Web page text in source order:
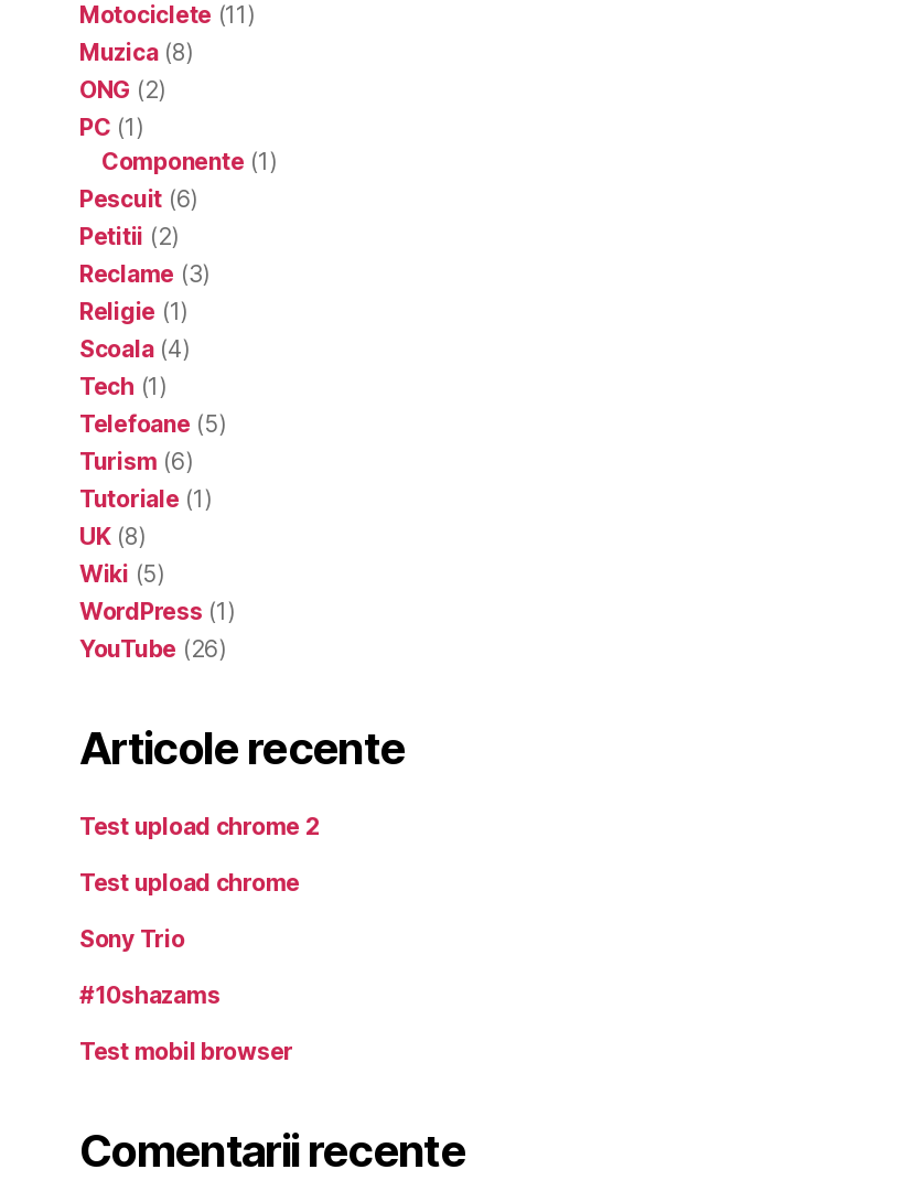
Motociclete (11)
Muzica(8)
ONG (2)
PC (1)
Componente (1)
Pescuit (6)
Petitii (2)
Reclame (3)
Religie (1)
Scoala(4)
Tech (1)
Telefoane (5)
Turism (6)
Tutoriale (1)
UK(8)
Wiki (5)
WordPress (1)
YouTube (26)
Articole recente
Test upload chrome 2
Test upload chrome
Sony Trio
#10shazams
Test mobil browser
Comentarii recente